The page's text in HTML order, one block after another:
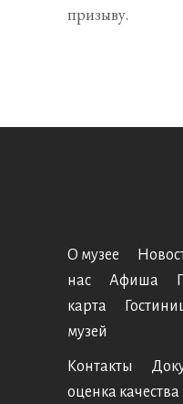
призыву.
О музее
нас
Афиша
карта
музей
Контакты
оценка качества